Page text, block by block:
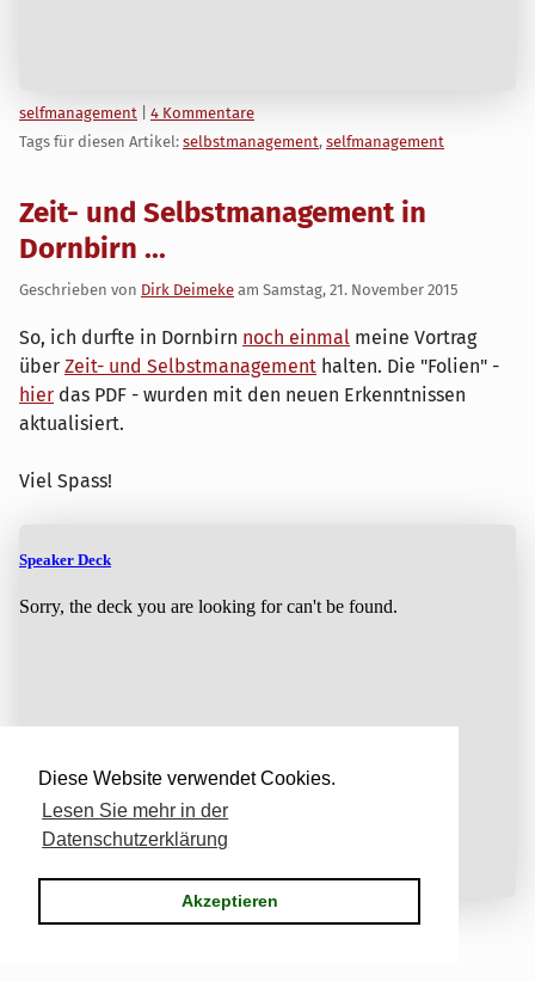
Diese Website verwendet Cookies.
Lesen Sie mehr in der
Datenschutzerklärung
Akzeptieren
Kategorien:
selfmanagement
4 Kommentare
Tags für diesen Artikel: selbstmanagement, selfmanagement
Zeit- und Selbstmanagement in
Dornbirn ...
Geschrieben von Dirk Deimeke am Samstag, 21. November 2015
So, ich durfte in Dornbirn noch einmal meine Vortrag
über Zeit- und Selbstmanagement halten. Die "Folien" -
hier das PDF - wurden mit den neuen Erkenntnissen
aktualisiert.
Viel Spass!
selfmanagement|0 Kommentare